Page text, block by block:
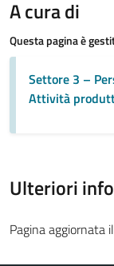
A cura di
Questa pagina è
Settore 3 –
Attività
Ulteriori
Pagina